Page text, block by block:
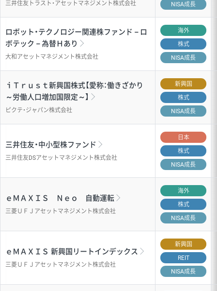
三井住友トラスト・アセットマネジメント株式会社
NISA成長
ロボット・テクノロジー関連株ファンド－ロ
ボテック－為替Ｈあり
大和アセットマネジメント株式会社
海外
株式
NISA成長
ｉＴｒｕｓｔ新興国株式【愛称：働きざかり
～労働人口増加国限定～】
ピクテ・ジャパン株式会社
新興国
株式
NISA成長
三井住友・中小型株ファンド
三井住友DSアセットマネジメント株式会社
日本
株式
NISA成長
ｅＭＡＸＩＳ Ｎｅｏ 自動運転
三菱ＵＦＪアセットマネジメント株式会社
海外
株式
NISA成長
ｅＭＡＸＩＳ 新興国リートインデックス
三菱ＵＦＪアセットマネジメント株式会社
新興国
REIT
NISA成長